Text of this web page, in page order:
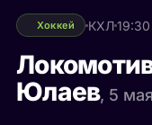
Хоккей КХЛ
Юлаев, 5